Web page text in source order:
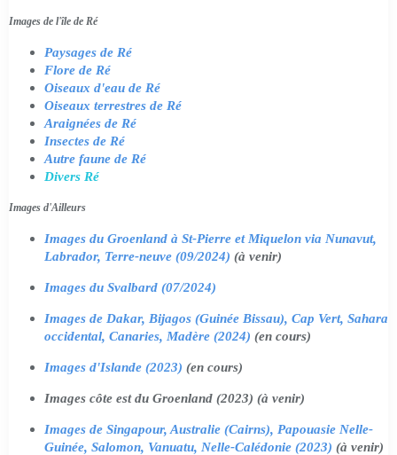
Images de l'île de Ré
Paysages de Ré
Flore de Ré
Oiseaux d'eau de Ré
Oiseaux terrestres de Ré
Araignées de Ré
Insectes de Ré
Autre faune de Ré
Divers Ré
Images d'Ailleurs
Images du Groenland à St-Pierre et Miquelon via Nunavut,
Labrador, Terre-neuve (09/2024) (à venir)
Images du Svalbard (07/2024)
Images de Dakar, Bijagos (Guinée Bissau), Cap Vert, Sahara
occidental, Canaries, Madère (2024) (en cours)
Images d'Islande (2023) (en cours)
Images côte est du Groenland (2023) (à venir)
Images de Singapour, Australie (Cairns), Papouasie Nelle-
Guinée, Salomon, Vanuatu, Nelle-Calédonie (2023) (à venir)